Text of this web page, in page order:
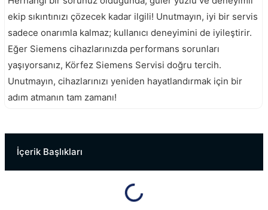
ekip sıkıntınızı çözecek kadar ilgili! Unutmayın, iyi bir servis
sadece onarımla kalmaz; kullanıcı deneyimini de iyileştirir.
Eğer Siemens cihazlarınızda performans sorunları
yaşıyorsanız, Körfez Siemens Servisi doğru tercih.
Unutmayın, cihazlarınızı yeniden hayatlandırmak için bir
adım atmanın tam zamanı!
İçerik Başlıkları